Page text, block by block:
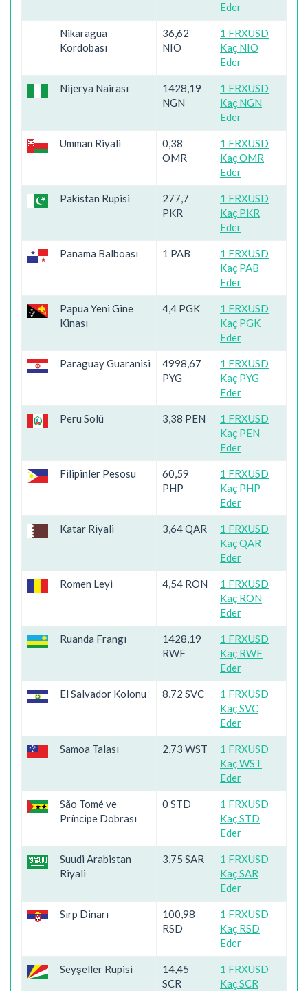
Eder
Nikaragua
Kordobası
36,62
NIO
1 FRXUSD
Kaç NIO
Eder
Nijerya Nairası
1428,19
NGN
1 FRXUSD
Kaç NGN
Eder
Umman Riyali
0,38
OMR
1 FRXUSD
Kaç OMR
Eder
Pakistan Rupisi
277,7
PKR
1 FRXUSD
Kaç PKR
Eder
Panama Balboası 1 PAB
1 FRXUSD
Kaç PAB
Eder
Papua Yeni Gine
Kinası
4,4 PGK
1 FRXUSD
Kaç PGK
Eder
Paraguay Guaranisi
4998,67
PYG
1 FRXUSD
Kaç PYG
Eder
Peru Solü 3,38 PEN
1 FRXUSD
Kaç PEN
Eder
Filipinler Pesosu
60,59
PHP
1 FRXUSD
Kaç PHP
Eder
Katar Riyali 3,64 QAR
1 FRXUSD
Kaç QAR
Eder
Romen Leyi 4,54 RON
1 FRXUSD
Kaç RON
Eder
Ruanda Frangı
1428,19
RWF
1 FRXUSD
Kaç RWF
Eder
El Salvador Kolonu 8,72 SVC
1 FRXUSD
Kaç SVC
Eder
Samoa Talası 2,73 WST
1 FRXUSD
Kaç WST
Eder
São Tomé ve
Príncipe Dobrası
0 STD
1 FRXUSD
Kaç STD
Eder
Suudi Arabistan
Riyali
3,75 SAR
1 FRXUSD
Kaç SAR
Eder
Sırp Dinarı
100,98
RSD
1 FRXUSD
Kaç RSD
Eder
Seyşeller Rupisi
14,45
SCR
1 FRXUSD
Kaç SCR